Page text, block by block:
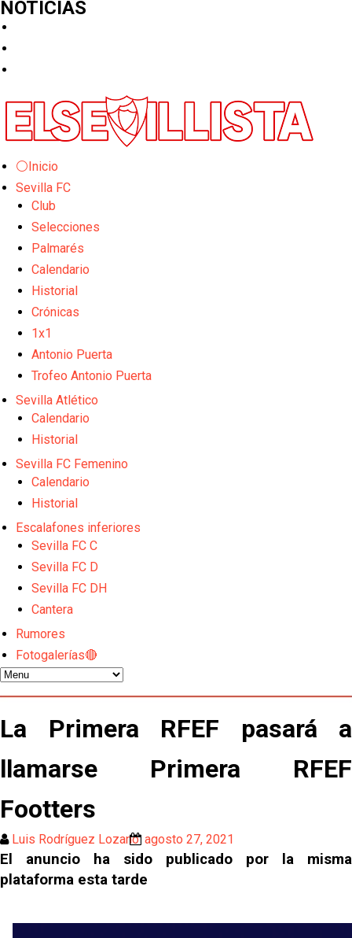
NOTICIAS
⚪Inicio
Sevilla FC
Club
Selecciones
Palmarés
Calendario
Historial
Crónicas
1x1
Antonio Puerta
Trofeo Antonio Puerta
Sevilla Atlético
Calendario
Historial
Sevilla FC Femenino
Calendario
Historial
Escalafones inferiores
Sevilla FC C
Sevilla FC D
Sevilla FC DH
Cantera
Rumores
Fotogalerías🔴
La Primera RFEF pasará a
llamarse Primera RFEF
Footters
Luis Rodríguez Lozano agosto 27, 2021
El anuncio ha sido publicado por la misma
plataforma esta tarde